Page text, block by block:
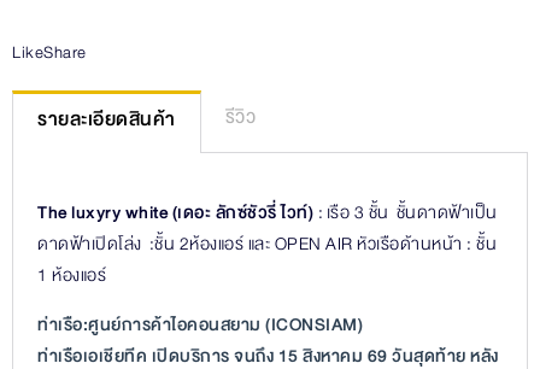
LikeShare
รายละเอียดสินค้า รีวิว
The luxyry white (เดอะ ลักซ์ชัวรี่ ไวท์) : เรือ 3 ชั้น ชั้นดาดฟ้าเป็น
ดาดฟ้าเปิดโล่ง :ชั้น 2ห้องแอร์ และ OPEN AIR หัวเรือด้านหน้า : ชั้น
1 ห้องแอร์
ท่าเรือ:ศูนย์การค้าไอคอนสยาม (ICONSIAM)
ท่าเรือเอเชียทีค เปิดบริการ จนถึง 15 สิงหาคม 69 วันสุดท้าย หลัง